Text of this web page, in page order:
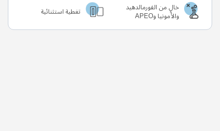
خالٍ من الفورمالدهيد
والأمونيا وAPEO تغطية استثنائية